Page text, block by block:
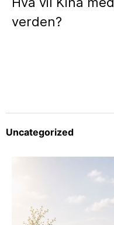
verden?
Uncategorized